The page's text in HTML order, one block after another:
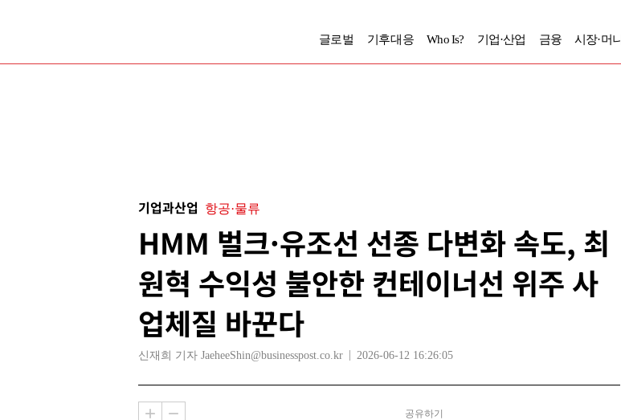
글로벌 기후대응 Who Is? 기업·산업 금융 시장·머니
기업과산업 항공·물류
HMM 벌크·유조선 선종 다변화 속도, 최
원혁 수익성 불안한 컨테이너선 위주 사
업체질 바꾼다
신재희 기자 JaeheeShin@businesspost.co.kr 2026-06-12 16:26:05
공유하기